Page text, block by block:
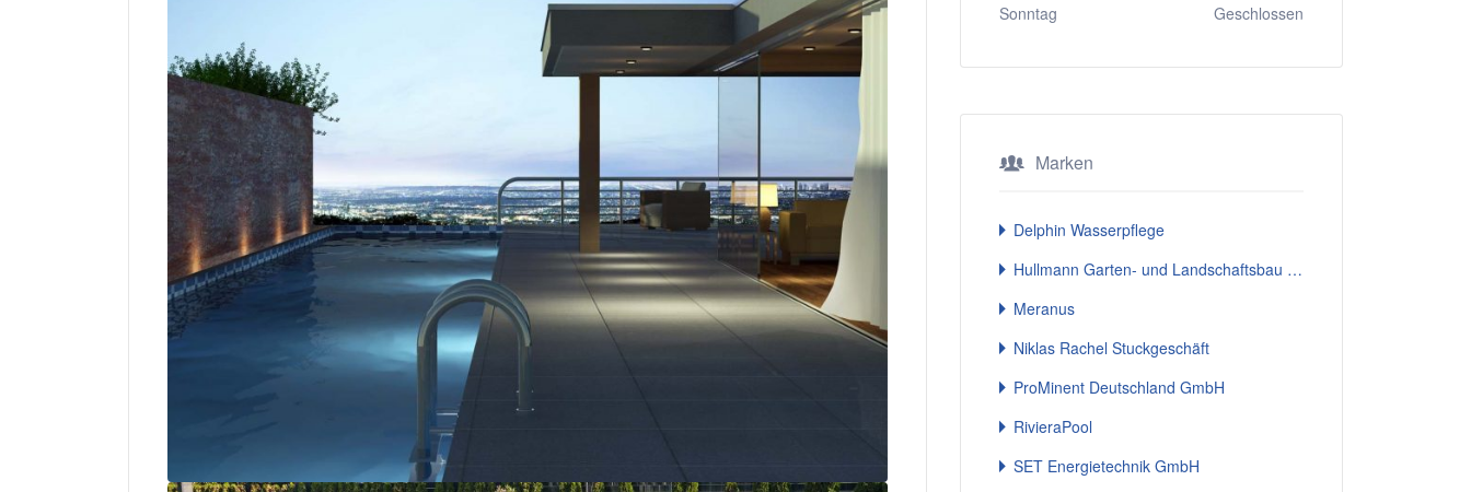
Sonntag
Geschlossen
Marken
Delphin Wasserpflege
Hullmann Garten- und Landschaftsbau GmbH
Meranus
Niklas Rachel Stuckgeschäft
ProMinent Deutschland GmbH
RivieraPool
SET Energietechnik GmbH